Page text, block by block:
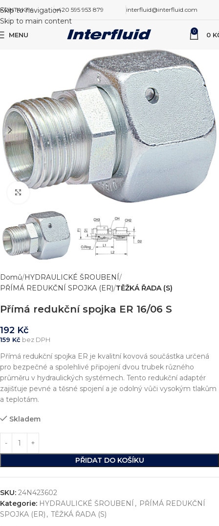
Skip to navigation
Skip to main content
KONTAKTY +420 595 953 879 interfluid@interfluid.com
MENU 0 0
Domů HYDRAULICKÉ ŠROUBENÍ
PŘÍMÁ REDUKČNÍ SPOJKA (ER) TĚŽKÁ ŘADA (S)
Přímá redukční spojka ER 16/06 S
192 Kč
159 Kč bez DPH
Přímá redukční spojka ER je kvalitní kovová součástka určená
pro bezpečné a spolehlivé připojení dvou trubek různého
průměru v hydraulických systémech. Tento redukční adaptér
zajišťuje pevné a těsné spojení a je odolný vůči vysokým tlakům
a teplotám.
Skladem
PŘIDAT DO KOŠÍKU
SKU: 24N423602
Kategorie: HYDRAULICKÉ ŠROUBENÍ , PŘÍMÁ REDUKČNÍ
SPOJKA (ER) , TĚŽKÁ ŘADA (S)